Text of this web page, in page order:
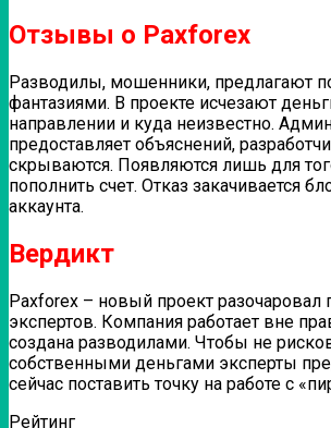
Отзывы о Paxforex
Разводилы, мошенники, предлагают
фантазиями. В проекте исчезают
направлении и куда неизвестно.
предоставляет объяснений,
скрываются. Появляются лишь для
пополнить счет. Отказ закачивается
аккаунта.
Вердикт
Paxforex – новый проект разочаровал
экспертов. Компания работает вне
создана разводилами. Чтобы не
собственными деньгами эксперты
сейчас поставить точку на работе с
Рейтинг